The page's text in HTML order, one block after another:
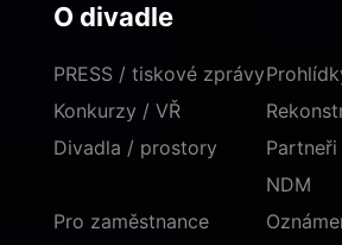
O divadle
PRESS / tiskové zprávy
Konkurzy / VŘ
Divadla / prostory
Partneři
NDM
Pro zaměstnance